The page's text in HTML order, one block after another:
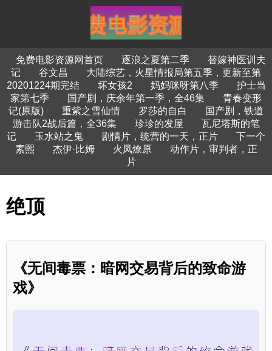
免费电影资源网首页 逐浪之夏第二季
替嫁神医训夫
记
谷文昌
大陆综艺，火星情报局第五季，更新至第
20201224期完结
坏女孩2 妈妈咪呀第八季
护士当
家第七季
国产剧，庆余年第一季，全46集
青春变形
记(原版)
重紫之雪仙情 罗莎的自白
国产剧，铁道
游击队2战后篇，全36集
珍珍的发屋
瓦尼塔斯的笔
记
玉水站之鬼 剧情片，统营的一天，正片
下一个
素熙
杰伊·比姆 火凤燎原
动作片，审判者，正
片
绝顶
《无间毒票：暗网交易背后的致命游
戏》